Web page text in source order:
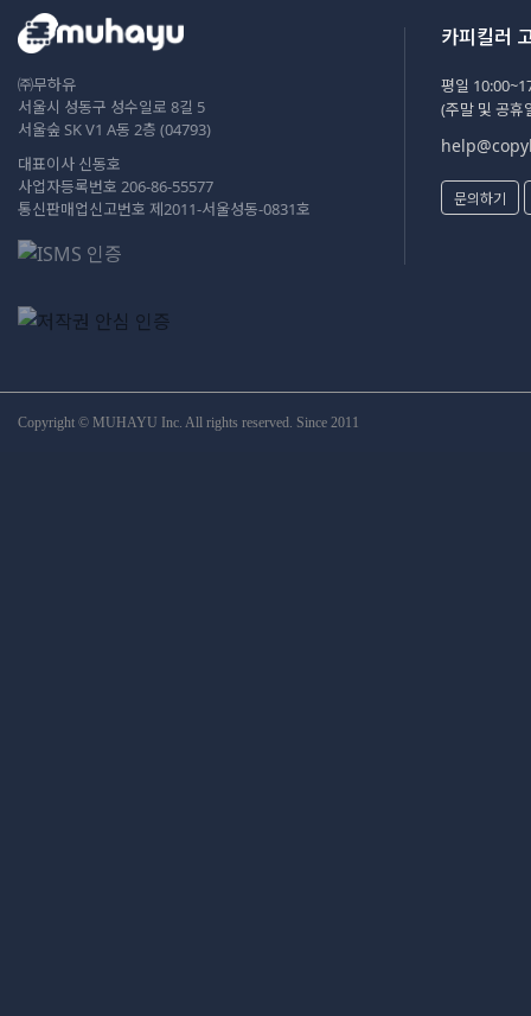
㈜무하유
서울시 성동구 성수일로 8길 5
서울숲 SK V1 A동 2층 (04793)
대표이사 신동호
사업자등록번호 206-86-55577
통신판매업신고번호 제2011-서울성동-0831호
카피킬러
평일
(주말 및 공휴
문의하기
Copyright © MUHAYU Inc. All rights reserved. Since 2011